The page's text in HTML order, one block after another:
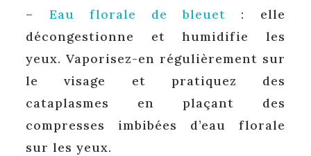
– Eau florale de bleuet : elle
décongestionne et humidifie les
yeux. Vaporisez-en régulièrement sur
le visage et pratiquez des
cataplasmes en plaçant des
compresses imbibées d’eau florale
sur les yeux.